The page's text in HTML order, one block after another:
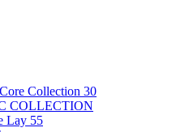
Collection 30
COLLECTION
Lay 55